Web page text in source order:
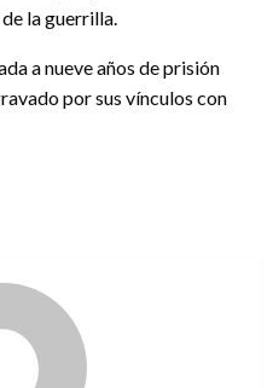
la guerrilla.
a nueve años de prisión
por sus vínculos con